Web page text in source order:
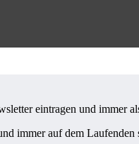
eintragen und immer
immer auf dem Laufenden